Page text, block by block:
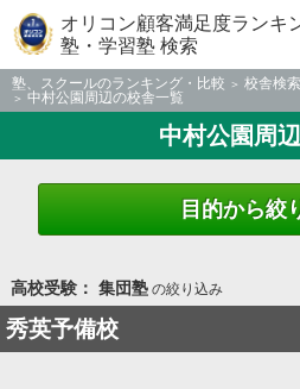
オリコン顧客満足度ランキ
塾・学習塾 検索
塾、スクールのランキング・比較 校舎検索
中村公園周辺の校舎一覧
中村公園周
目的から絞
高校受験： 集団塾の絞り込み
秀英予備校